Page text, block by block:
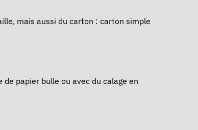
mais aussi du carton : carton simple
papier bulle ou avec du calage en